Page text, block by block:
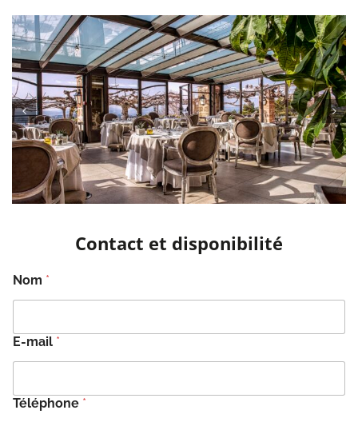
Contact et disponibilité
Nom *
E-mail *
Téléphone *